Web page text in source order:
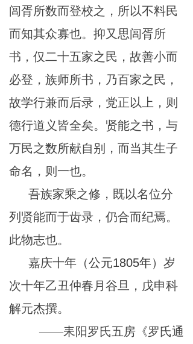
闾胥所数而登校之，所以不料民
而知其众寡也。抑又思闾胥所
书，仅二十五家之民，故善小而
必登，族师所书，乃百家之民，
故学行兼而后录，党正以上，则
德行道义皆全矣。贤能之书，与
万民之数所献自别，而当其生子
命名，则一也。
吾族家乘之修，既以名位分
列贤能而于齿录，仍合而纪焉。
此物志也。
嘉庆十年（公元1805年）岁
次十年乙丑仲春月谷旦，戊申科
解元杰撰。
——耒阳罗氏五房《罗氏通